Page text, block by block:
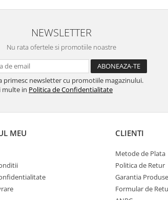
NEWSLETTER
Nu rata ofertele si promotiile noastre
primesc newsletter cu promotiile magazinului.
multe in Politica de Confidentialitate
MEU CLIENTI
Metode de Plata
Politica de Retur
Garantia
Formular de